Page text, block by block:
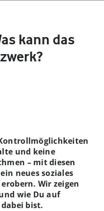
kann das
und keine
– mit diesen
neues soziales
Wir zeigen
wie Du auf
bist.